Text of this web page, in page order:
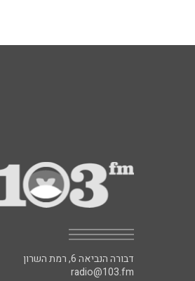
דבורה הנביאה 6, רמת השרון
radio@103.fm